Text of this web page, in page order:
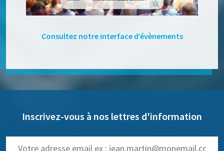
Consultez notre interface d’évènements
Inscrivez-vous à nos lettres d'information